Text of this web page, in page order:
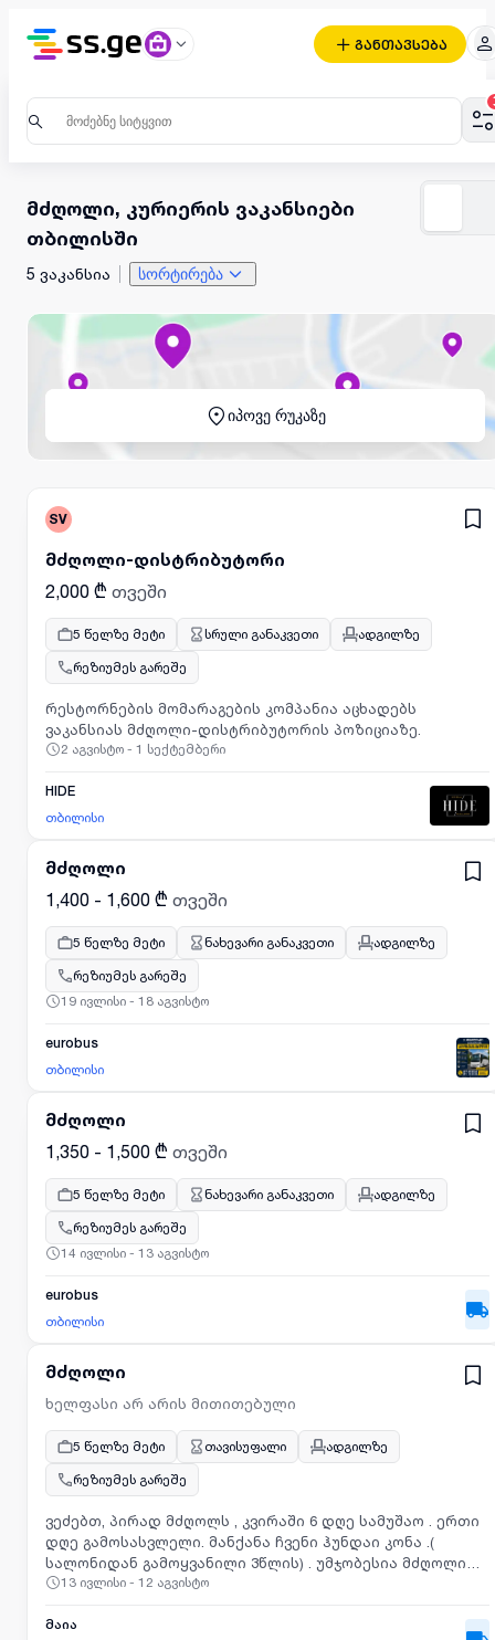
განთავსება
მძღოლი, კურიერის ვაკანსიები
თბილისში
5 ვაკანსია სორტირება
იპოვე რუკაზე
SV
მძღოლი-დისტრიბუტორი
2,000 ₾ თვეში
5 წელზე მეტი სრული განაკვეთი
ადგილზე
რეზიუმეს გარეშე
რესტორნების მომარაგების კომპანია აცხადებს
ვაკანსიას მძღოლი-დისტრიბუტორის პოზიციაზე.
2 აგვისტო - 1 სექტემბერი
HIDE
თბილისი
მძღოლი
1,400 - 1,600 ₾ თვეში
5 წელზე მეტი ნახევარი განაკვეთი
ადგილზე
რეზიუმეს გარეშე
19 ივლისი - 18 აგვისტო
eurobus
თბილისი
მძღოლი
1,350 - 1,500 ₾ თვეში
5 წელზე მეტი ნახევარი განაკვეთი
ადგილზე
რეზიუმეს გარეშე
14 ივლისი - 13 აგვისტო
eurobus
თბილისი
მძღოლი
ხელფასი არ არის მითითებული
5 წელზე მეტი თავისუფალი
ადგილზე
რეზიუმეს გარეშე
ვეძებთ, პირად მძღოლს , კვირაში 6 დღე სამუშაო . ერთი
დღე გამოსასვლელი. მანქანა ჩვენი ჰუნდაი კონა .(
სალონიდან გამოყვანილი 3წლის) . უმჯობესია მძღოლი
ცხოვრობდეს დიღმის ტერიტორიაზე . ჩვენი მისამართია
13 ივლისი - 12 აგვისტო
მაია